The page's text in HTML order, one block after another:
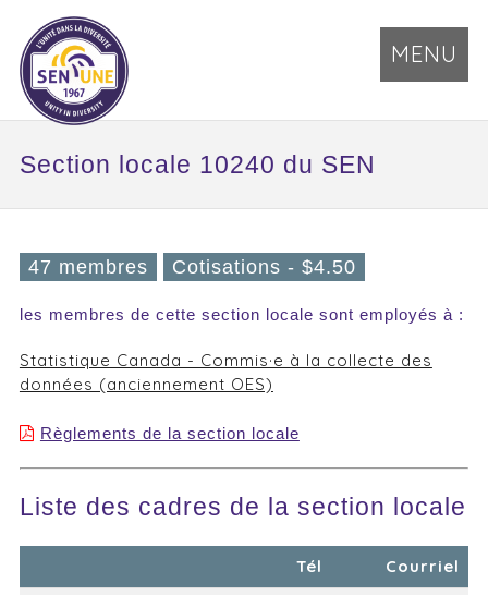
MENU
Section locale 10240 du SEN
47 membres Cotisations - $4.50
les membres de cette section locale sont employés à :
Statistique Canada - Commis·e à la collecte des
données (anciennement OES)
Règlements de la section locale
Liste des cadres de la section locale
Tél Courriel